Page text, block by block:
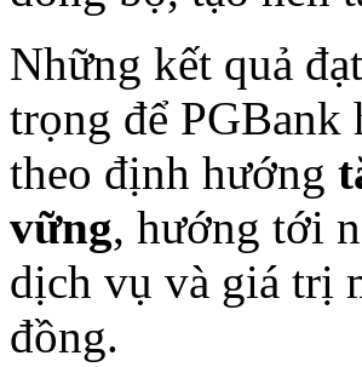
Những kết quả
trọng để PGBank
theo định hướng
vững, hướng tới
dịch vụ và giá trị
đồng.